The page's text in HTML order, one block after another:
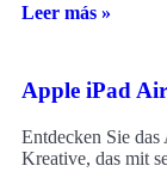
Leer más »
Apple iPad
Entdecken Sie
Kreative, das mit